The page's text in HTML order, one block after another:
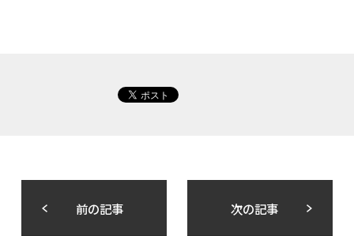
前の記事 次の記事